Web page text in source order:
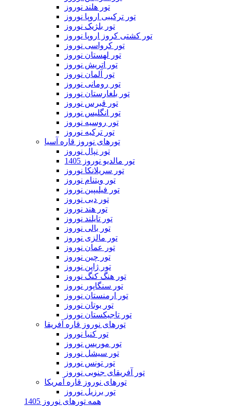
تور هلند نوروز
تور ترکیبی اروپا نوروز
تور بلژیک نوروز
تور کشتی کروز اروپا نوروز
تور کرواسی نوروز
تور لهستان نوروز
تور اتریش نوروز
تور آلمان نوروز
تور رومانی نوروز
تور بلغارستان نوروز
تور قبرس نوروز
تور انگلیس نوروز
تور روسیه نوروز
تور ترکیه نوروز
تورهای نوروز قاره آسیا
تور نپال نوروز
تور مالدیو نوروز 1405
تور سریلانکا نوروز
تور ویتنام نوروز
تور فیلیپین نوروز
تور دبی نوروز
تور هند نوروز
تور تایلند نوروز
تور بالی نوروز
تور مالزی نوروز
تور عمان نوروز
تور چین نوروز
تور ژاپن نوروز
تور هنگ کنگ نوروز
تور سنگاپور نوروز
تور ارمنستان نوروز
تور بوتان نوروز
تور تاجیکستان نوروز
تورهای نوروز قاره آفریقا
تور کنیا نوروز
تور موریس نوروز
تور سیشل نوروز
تور تونس نوروز
تور آفریقای جنوبی نوروز
تورهای نوروز قاره آمریکا
تور برزیل نوروز
همه تورهای نوروز 1405